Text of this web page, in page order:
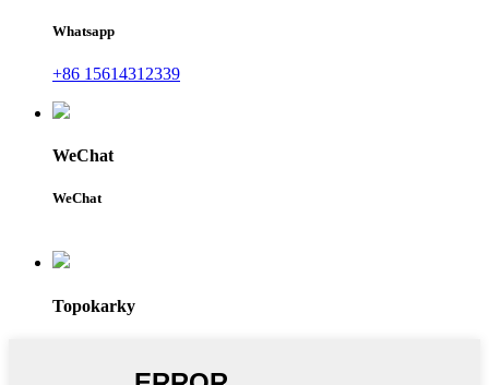
Whatsapp
+86 15614312339
WeChat
WeChat
Topokarky